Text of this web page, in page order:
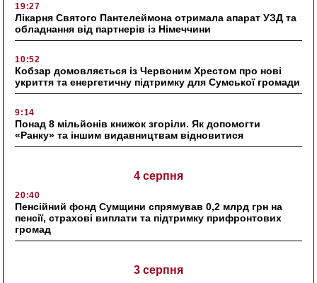
19:27
Лікарня Святого Пантелеймона отримала апарат УЗД та
обладнання від партнерів із Німеччини
10:52
Кобзар домовляється із Червоним Хрестом про нові
укриття та енергетичну підтримку для Сумської громади
9:14
Понад 8 мільйонів книжок згоріли. Як допомогти
«Ранку» та іншим видавництвам відновитися
4 серпня
20:40
Пенсійний фонд Сумщини спрямував 0,2 млрд грн на
пенсії, страхові виплати та підтримку прифронтових
громад
3 серпня